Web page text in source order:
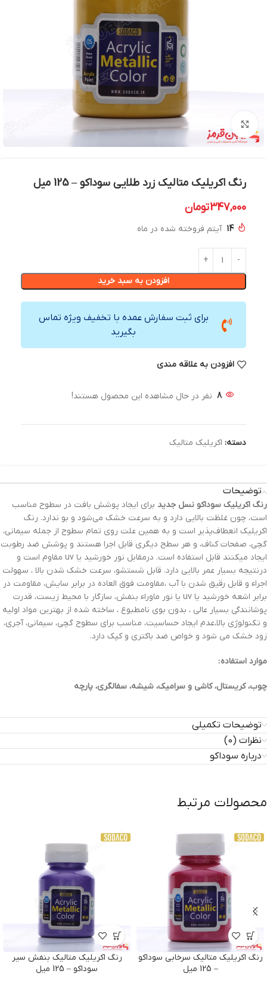
بزرگنمایی تصویر
رنگ اکریلیک متالیک زرد طلایی سوداکو – 125 میل
347,000تومان
14 آیتم فروخته شده در ماه
افزودن به سبد خرید
برای ثبت سفارش عمده با تخفیف ویژه تماس
بگیرید
افزودن به علاقه مندی
8 نفر در حال مشاهده این محصول هستند!
دسته: اکریلیک متالیک
توضیحات
رنگ‌ اکریلیک سوداکو نسل جدید برای ایجاد پوشش بافت در سطوح مناسب
است، چون غلظت بالایی دارد و به سرعت خشک می‌شود و بو ندارد. رنگ
اکریلیک انعطاف‌پذیر است و به همین علت روی تمام سطوح از جمله سیمانی،
گچی، صفحات کناف، و هر سطح دیگری قابل اجرا هستند و پوشش ضد رطوبت
ایجاد میکنند قابل استفاده است. درمقابل نور خورشید یا uv مقاوم است و
درنتیجه بسیار عمر بالایی دارد. قابل شستشو، سرعت خشک شدن بالا ، سهولت
اجراء و قابل رقیق شدن با آب ،مقاومت فوق العاده در برابر سایش، مقاومت در
برابر اشعه خورشید یا uv یا نور ماوراء بنفش، سازگار با محیط زیست، قدرت
پوشانندگی بسیار عالی ، بدون بوی نامطبوع ، ساخته شده از بهترین مواد اولیه
و تکنولوژی بالا،عدم ایجاد حساسیت، مناسب برای سطوح گچی، سیمانی، آجری،
زود خشک می شود و خواص ضد باکتری و کپک دارد.
موارد استفاده :
چوب، کریستال، کاشی و سرامیک، شیشه، سفالگری، پارچه
توضیحات تکمیلی
نظرات (0)
درباره سوداکو
محصولات مرتبط
رنگ اکریلیک متالیک سرخابی سوداکو
– 125 میل
رنگ اکریلیک متالیک بنفش سیر
سوداکو – 125 میل